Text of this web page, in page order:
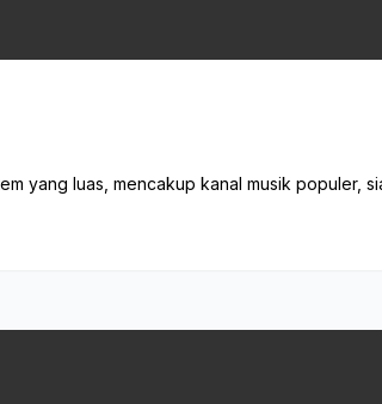
yang luas, mencakup kanal musik populer,